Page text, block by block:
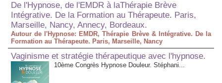
De l'Hypnose, de l'EMDR à laThérapie Brève
Intégrative. De la Formation au Thérapeute. Paris,
Marseille, Nancy, Annecy, Bordeaux.
Autour de l'Hypnose: EMDR, Thérapie Brève & Intégrative. De la
Formation au Thérapeute. Paris, Marseille, Nancy
Vaginisme et stratégie thérapeutique avec l'hypnose.
10ème Congrès Hypnose Douleur. Stéphani...